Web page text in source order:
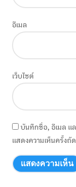
อีเมล
เว็บไซต์
บันทึกชื่อ, อีเมล แล
แสดงความเห็นครั้งถั